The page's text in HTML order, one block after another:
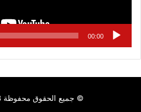
00:00
© جميع الحقوق محفوظة 2018 |